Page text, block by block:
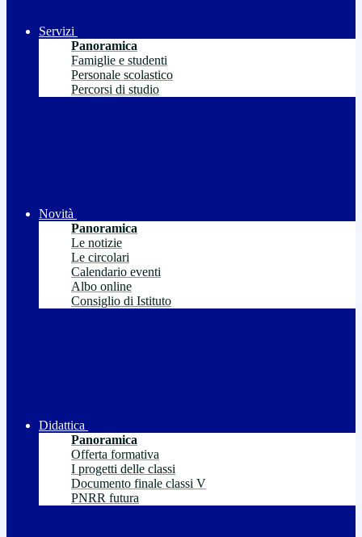
Servizi
Panoramica
Famiglie e studenti
Personale scolastico
Percorsi di studio
Novità
Panoramica
Le notizie
Le circolari
Calendario eventi
Albo online
Consiglio di Istituto
Didattica
Panoramica
Offerta formativa
I progetti delle classi
Documento finale classi V
PNRR futura